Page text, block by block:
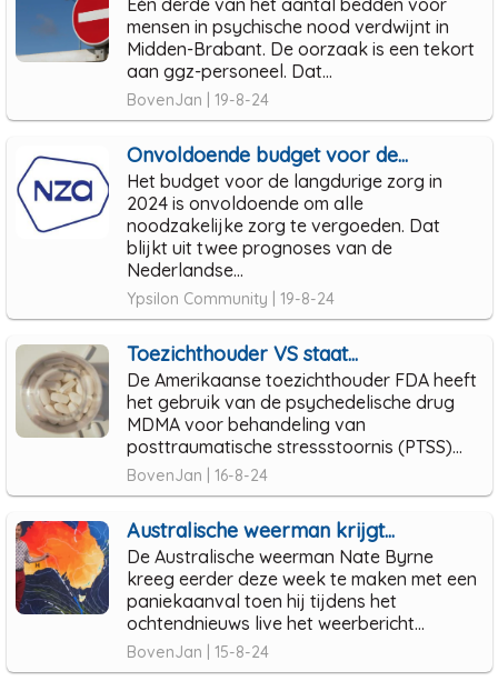
mensen in psychische nood verdwijnt in
Midden-Brabant. De oorzaak is een tekort
aan ggz-personeel. Dat...
BovenJan | 19-8-24
Onvoldoende budget voor de...
Het budget voor de langdurige zorg in
2024 is onvoldoende om alle
noodzakelijke zorg te vergoeden. Dat
blijkt uit twee prognoses van de
Nederlandse...
Ypsilon Community | 19-8-24
Toezichthouder VS staat...
De Amerikaanse toezichthouder FDA heeft
het gebruik van de psychedelische drug
MDMA voor behandeling van
posttraumatische stressstoornis (PTSS)...
BovenJan | 16-8-24
Australische weerman krijgt...
De Australische weerman Nate Byrne
kreeg eerder deze week te maken met een
paniekaanval toen hij tijdens het
ochtendnieuws live het weerbericht...
BovenJan | 15-8-24